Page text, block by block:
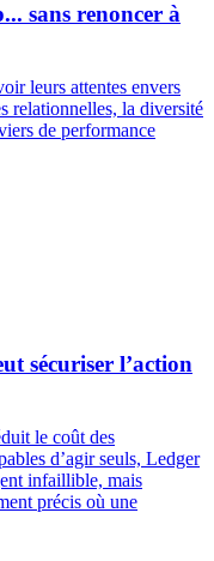
sans renoncer à
leurs attentes envers
relationnelles, la diversité
de performance
sécuriser l’action
le coût des
d’agir seuls, Ledger
infaillible, mais
précis où une